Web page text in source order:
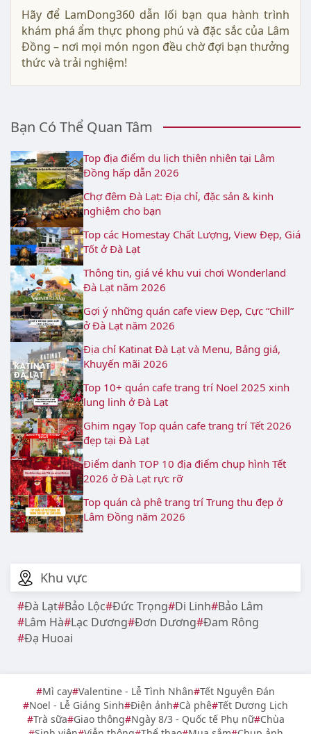
Khu vực
Đà Lạt Bảo Lộc Đức Trọng Di Linh Bảo Lâm
Lâm Hà Lạc Dương Đơn Dương Đam Rông
Đạ Huoai
Hãy để LamDong360 dẫn lối bạn qua hành trình
khám phá ẩm thực phong phú và đặc sắc của Lâm
Đồng – nơi mọi món ngon đều chờ đợi bạn thưởng
thức và trải nghiệm!
Bạn Có Thể Quan Tâm
Top địa điểm du lịch thiên nhiên tại Lâm
Đồng hấp dẫn 2026
Chợ đêm Đà Lạt: Địa chỉ, đặc sản & kinh
nghiệm cho bạn
Top các Homestay Chất Lượng, View Đẹp, Giá
Tốt ở Đà Lạt
Thông tin, giá vé khu vui chơi Wonderland
Đà Lạt năm 2026
Gợi ý những quán cafe view Đẹp, Cực “Chill”
ở Đà Lạt năm 2026
Địa chỉ Katinat Đà Lạt và Menu, Bảng giá,
Khuyến mãi 2026
Top 10+ quán cafe trang trí Noel 2025 xinh
lung linh ở Đà Lạt
Ghim ngay Top quán cafe trang trí Tết 2026
đẹp tại Đà Lạt
Điểm danh TOP 10 địa điểm chụp hình Tết
2026 ở Đà Lạt rực rỡ
Top quán cà phê trang trí Trung thu đẹp ở
Lâm Đồng năm 2026
Mì cay Valentine - Lễ Tình Nhân Tết Nguyên Đán
Noel - Lễ Giáng Sinh Điện ảnh Cà phê Tết Dương Lịch
Trà sữa Giao thông Ngày 8/3 - Quốc tế Phụ nữ Chùa